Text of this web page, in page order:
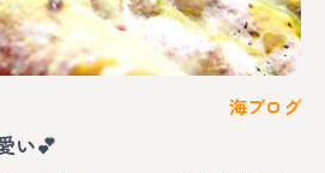
海ブログ
い💕